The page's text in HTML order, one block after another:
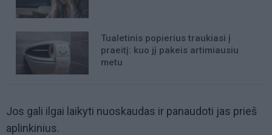
Tualetinis popierius traukiasi į
praeitį: kuo jį pakeis artimiausiu
metu
Jos gali ilgai laikyti nuoskaudas ir panaudoti jas prieš
aplinkinius.